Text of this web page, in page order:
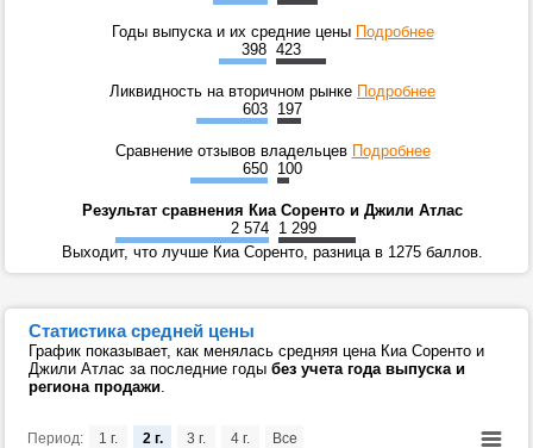
Годы выпуска и их средние цены Подробнее
398 423
Ликвидность на вторичном рынке Подробнее
603 197
Сравнение отзывов владельцев Подробнее
650 100
Результат сравнения Киа Соренто и Джили Атлас
2 574 1 299
Выходит, что лучше Киа Соренто, разница в 1275 баллов.
Статистика средней цены
График показывает, как менялась средняя цена Киа Соренто и
Джили Атлас за последние годы без учета года выпуска и
региона продажи
Период: 1 г. 2 г. 3 г. 4 г. Все